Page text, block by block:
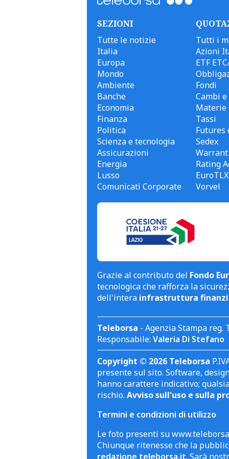
SEZIONI
Tutte le notizie
Italia
Europa
Mondo
Ambiente
Banche
Economia
Finanza
Politica
Scienza e tecnologia
Assicurazioni
Energia
Lusso
Comunicati Corporate
Tutti i
Azioni
ETF
Fondi
Cambi
Materie
Tassi
Futures
Sedex
Warrant
Rating
EuroTLX
Vorvel
Grazie al contributo del Fondo
tecnologica che rafforza la
dell'intera infrastruttura
Teleborsa - Agenzia Stampa
Responsabile: Valeria Di Stefano
Copyright © 2026 Teleborsa
presente sul sito. Software,
hanno carattere indicativo;
rischio. Avviso sull'uso e sulla
Termini e condizioni di utilizzo
Le foto presenti su
Chiunque ritenesse che la
redazione teleborsa.it. Sarà